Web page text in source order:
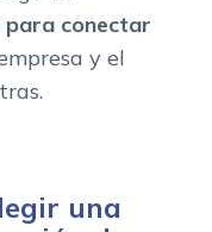
conectar
y el
una